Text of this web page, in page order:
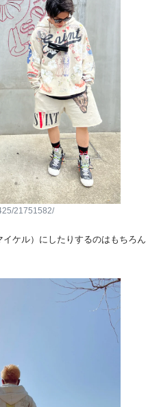
21751582/
ケル）にしたりするのはもちろん